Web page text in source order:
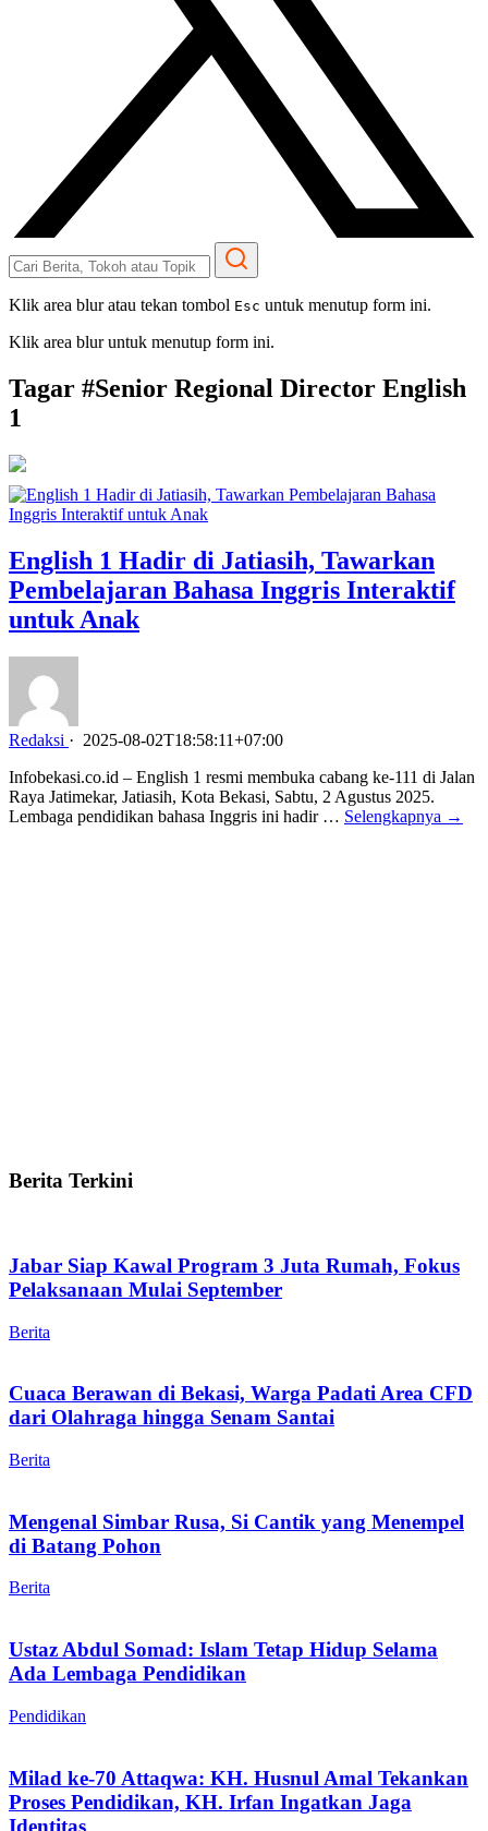
Klik area blur atau tekan tombol Esc untuk menutup form ini.
Klik area blur untuk menutup form ini.
Tagar #Senior Regional Director English
1
English 1 Hadir di Jatiasih, Tawarkan
Pembelajaran Bahasa Inggris Interaktif
untuk Anak
Redaksi · 2025-08-02T18:58:11+07:00
Infobekasi.co.id – English 1 resmi membuka cabang ke-111 di Jalan
Raya Jatimekar, Jatiasih, Kota Bekasi, Sabtu, 2 Agustus 2025.
Lembaga pendidikan bahasa Inggris ini hadir … Selengkapnya →
Berita Terkini
Jabar Siap Kawal Program 3 Juta Rumah, Fokus
Pelaksanaan Mulai September
Berita
Cuaca Berawan di Bekasi, Warga Padati Area CFD
dari Olahraga hingga Senam Santai
Berita
Mengenal Simbar Rusa, Si Cantik yang Menempel
di Batang Pohon
Berita
Ustaz Abdul Somad: Islam Tetap Hidup Selama
Ada Lembaga Pendidikan
Pendidikan
Milad ke-70 Attaqwa: KH. Husnul Amal Tekankan
Proses Pendidikan, KH. Irfan Ingatkan Jaga
Identitas